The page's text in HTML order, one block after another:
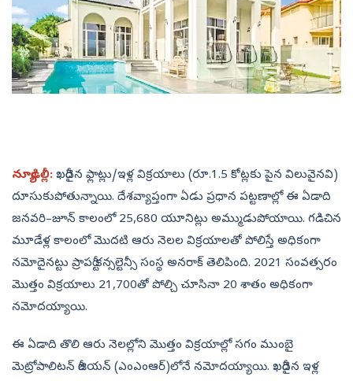
న్యూఢిల్లీ: ఖరీదైన ఫ్లాట్లు/ఇళ్ల విక్రయాలు (రూ.1.5 కోట్లకు పైన విలువైనవి)
దూసుకుపోతున్నాయి. దేశవ్యాప్తంగా ఏడు ప్రధాన పట్టణాల్లో ఈ ఏడాది
జనవరి–జూన్‌ కాలంలో 25,680 యూనిట్లు అమ్ముడుపోయాయి. గడిచిన
మూడేళ్ల కాలంలో మొదటి ఆరు నెలల విక్రయాలతో పోలిస్తే అధికంగా
నమోదైనట్టు ప్రాపర్టీ కన్సల్టెన్సీ సంస్థ అనరాక్‌ తెలిపింది. 2021 సంవత్సరం
మొత్తం విక్రయాలు 21,700తో పోల్చి చూసినా 20 శాతం అధికంగా
నమోదయ్యాయి.
ఈ ఏడాది తొలి ఆరు నెలల్లోని మొత్తం విక్రయాల్లో సగం ముంబై
మెట్రోపాలిటన్‌ రీజియన్‌ (ఎంఎంఆర్‌)లోనే నమోదయ్యాయి. ఖరీదైన ఇళ్ల